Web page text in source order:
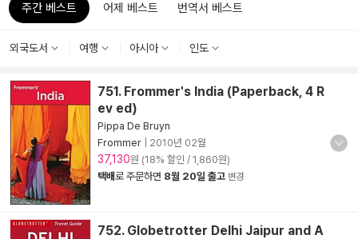
주간 베스트 어제 베스트 번역서 베스트
외국도서 여행 아시아 인도
751. Frommer's India (Paperback, 4 R
ev ed)
Pippa De Bruyn
Frommer
2010년 02월
37,130원 (18% 할인 / 1,860원)
택배로 주문하면 8월 20일 출고 변경
752. Globetrotter Delhi Jaipur and A